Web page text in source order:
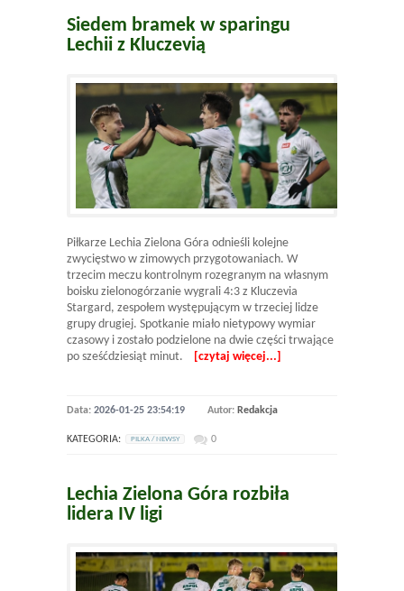
Siedem bramek w sparingu
Lechii z Kluczevią
Piłkarze Lechia Zielona Góra odnieśli kolejne
zwycięstwo w zimowych przygotowaniach. W
trzecim meczu kontrolnym rozegranym na własnym
boisku zielonogórzanie wygrali 4:3 z Kluczevia
Stargard, zespołem występującym w trzeciej lidze
grupy drugiej. Spotkanie miało nietypowy wymiar
czasowy i zostało podzielone na dwie części trwające
po sześćdziesiąt minut.
[czytaj więcej...]
Data: 2026-01-25 23:54:19 Autor: Redakcja
KATEGORIA: PILKA / NEWSY 0
Lechia Zielona Góra rozbiła
lidera IV ligi